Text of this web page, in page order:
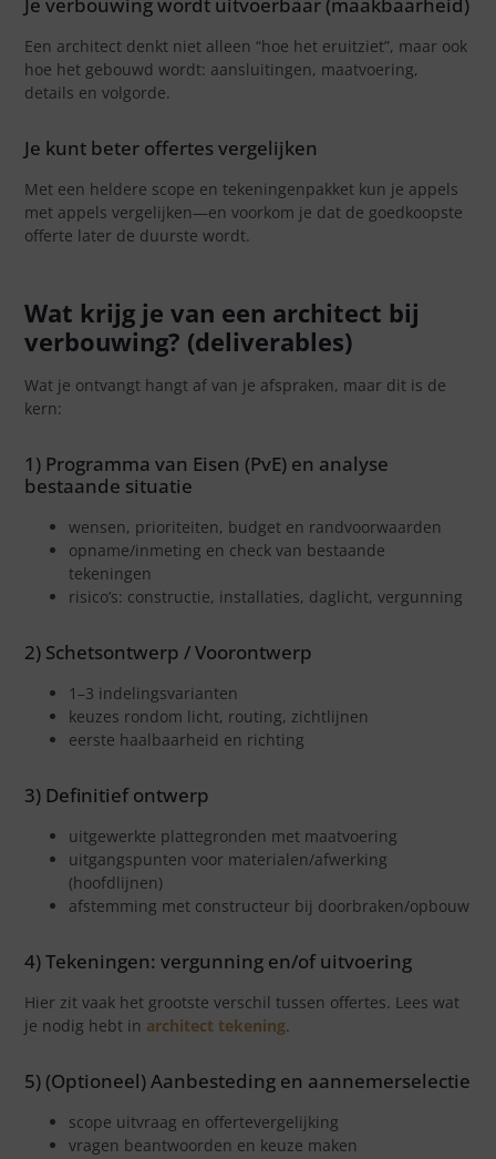
Een architect denkt niet alleen “hoe het eruitziet”, maar ook
hoe het gebouwd wordt: aansluitingen, maatvoering,
details en volgorde.
Je kunt beter offertes vergelijken
Met een heldere scope en tekeningenpakket kun je appels
met appels vergelijken—en voorkom je dat de goedkoopste
offerte later de duurste wordt.
Wat krijg je van een architect bij
verbouwing? (deliverables)
Wat je ontvangt hangt af van je afspraken, maar dit is de
kern:
1) Programma van Eisen (PvE) en analyse
bestaande situatie
wensen, prioriteiten, budget en randvoorwaarden
opname/inmeting en check van bestaande
tekeningen
risico’s: constructie, installaties, daglicht, vergunning
2) Schetsontwerp / Voorontwerp
1–3 indelingsvarianten
keuzes rondom licht, routing, zichtlijnen
eerste haalbaarheid en richting
3) Definitief ontwerp
uitgewerkte plattegronden met maatvoering
uitgangspunten voor materialen/afwerking
(hoofdlijnen)
afstemming met constructeur bij doorbraken/opbouw
4) Tekeningen: vergunning en/of uitvoering
Hier zit vaak het grootste verschil tussen offertes. Lees wat
je nodig hebt in architect tekening.
5) (Optioneel) Aanbesteding en aannemerselectie
scope uitvraag en offertevergelijking
vragen beantwoorden en keuze maken